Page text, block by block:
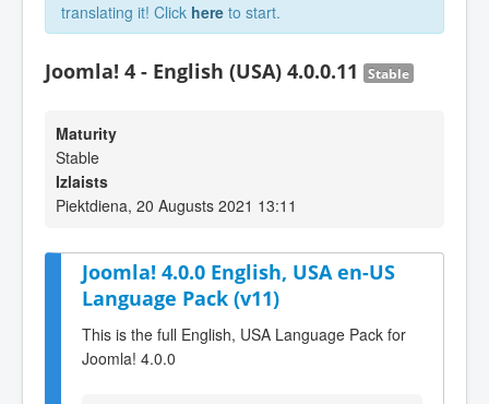
translating it! Click here to start.
Joomla! 4 - English (USA) 4.0.0.11 Stable
Maturity
Stable
Izlaists
Piektdiena, 20 Augusts 2021 13:11
Joomla! 4.0.0 English, USA en-US
Language Pack (v11)
This is the full English, USA Language Pack for
Joomla! 4.0.0